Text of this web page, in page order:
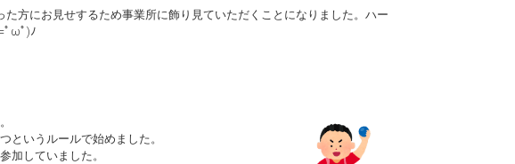
方にお見せするため事業所に飾り見ていただくことになりました。ハー
ﾟωﾟ)ﾉ
というルールで始めました。
加していました。